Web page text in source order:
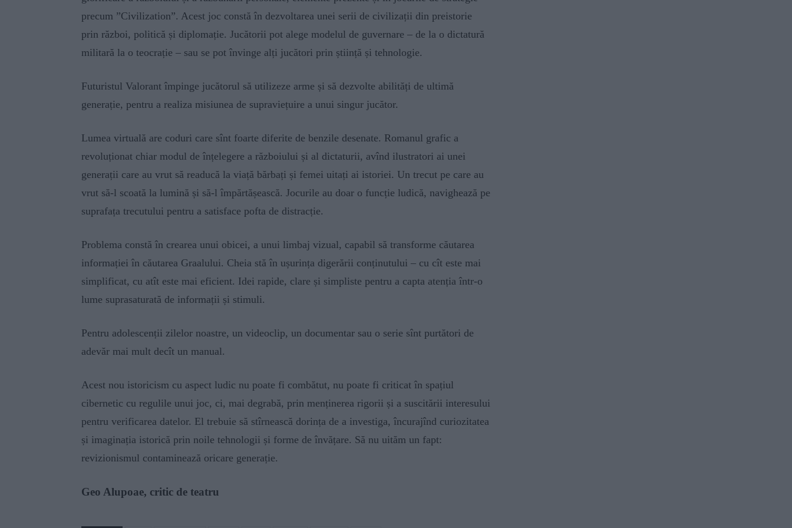
precum ”Civilization”. Acest joc constă în dezvoltarea unei serii de civilizații din preistorie
prin război, politică și diplomație. Jucătorii pot alege modelul de guvernare – de la o dictatură
militară la o teocrație – sau se pot învinge alți jucători prin știință și tehnologie.
Futuristul Valorant împinge jucătorul să utilizeze arme și să dezvolte abilități de ultimă
generație, pentru a realiza misiunea de supraviețuire a unui singur jucător.
Lumea virtuală are coduri care sînt foarte diferite de benzile desenate. Romanul grafic a
revoluționat chiar modul de înțelegere a războiului și al dictaturii, avînd ilustratori ai unei
generații care au vrut să readucă la viață bărbați și femei uitați ai istoriei. Un trecut pe care au
vrut să-l scoată la lumină și să-l împărtășească. Jocurile au doar o funcție ludică, navighează pe
suprafața trecutului pentru a satisface pofta de distracție.
Problema constă în crearea unui obicei, a unui limbaj vizual, capabil să transforme căutarea
informației în căutarea Graalului. Cheia stă în ușurința digerării conținutului – cu cît este mai
simplificat, cu atît este mai eficient. Idei rapide, clare și simpliste pentru a capta atenția într-o
lume suprasaturată de informații și stimuli.
Pentru adolescenții zilelor noastre, un videoclip, un documentar sau o serie sînt purtători de
adevăr mai mult decît un manual.
Acest nou istoricism cu aspect ludic nu poate fi combătut, nu poate fi criticat în spațiul
cibernetic cu regulile unui joc, ci, mai degrabă, prin menținerea rigorii și a suscitării interesului
pentru verificarea datelor. El trebuie să stîrnească dorința de a investiga, încurajînd curiozitatea
și imaginația istorică prin noile tehnologii și forme de învățare. Să nu uităm un fapt:
revizionismul contaminează oricare generație.
Geo Alupoae, critic de teatru